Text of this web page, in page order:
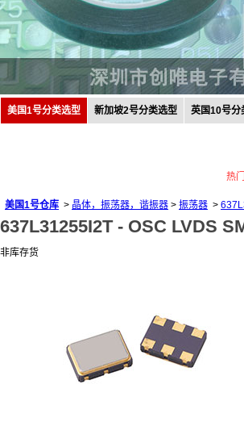
美国1号分类选型 新加坡2号分类选型 英国10号分
热
美国1号仓库 > 晶体，振荡器，谐振器 > 振荡器 >
637L31255I2T - OSC LVDS
非库存货